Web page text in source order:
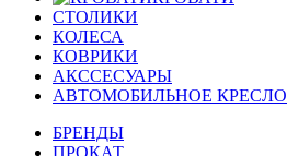
СТОЛИКИ
КОЛЕСА
КОВРИКИ
АКССЕСУАРЫ
АВТОМОБИЛЬНОЕ КРЕСЛО
БРЕНДЫ
ПРОКАТ